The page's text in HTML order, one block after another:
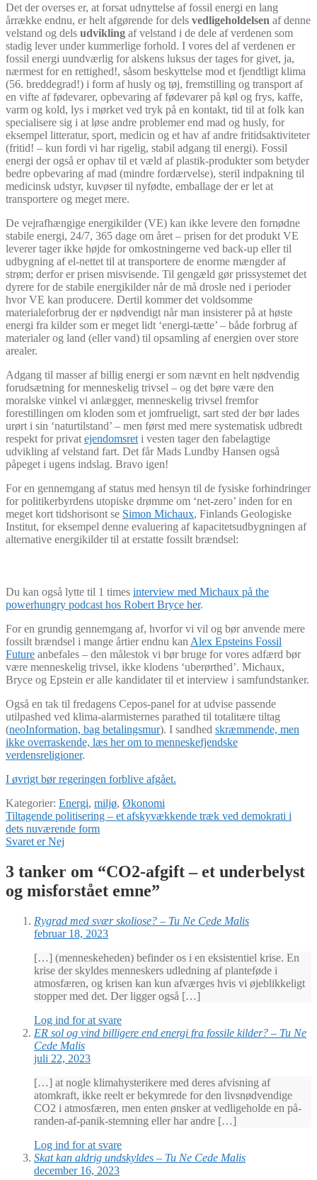
Det der overses er, at forsat udnyttelse af fossil energi en lang
årrække endnu, er helt afgørende for dels vedligeholdelsen af denne
velstand og dels udvikling af velstand i de dele af verdenen som
stadig lever under kummerlige forhold. I vores del af verdenen er
fossil energi uundværlig for alskens luksus der tages for givet, ja,
nærmest for en rettighed!, såsom beskyttelse mod et fjendtligt klima
(56. breddegrad!) i form af husly og tøj, fremstilling og transport af
en vifte af fødevarer, opbevaring af fødevarer på køl og frys, kaffe,
varm og kold, lys i mørket ved tryk på en kontakt, tid til at folk kan
specialisere sig i at løse andre problemer end mad og husly, for
eksempel litteratur, sport, medicin og et hav af andre fritidsaktiviteter
(fritid! – kun fordi vi har rigelig, stabil adgang til energi). Fossil
energi der også er ophav til et væld af plastik-produkter som betyder
bedre opbevaring af mad (mindre fordærvelse), steril indpakning til
medicinsk udstyr, kuvøser til nyfødte, emballage der er let at
transportere og meget mere.
De vejrafhængige energikilder (VE) kan ikke levere den fornødne
stabile energi, 24/7, 365 dage om året – prisen for det produkt VE
leverer tager ikke højde for omkostningerne ved back-up eller til
udbygning af el-nettet til at transportere de enorme mængder af
strøm; derfor er prisen misvisende. Til gengæld gør prissystemet det
dyrere for de stabile energikilder når de må drosle ned i perioder
hvor VE kan producere. Dertil kommer det voldsomme
materialeforbrug der er nødvendigt når man insisterer på at høste
energi fra kilder som er meget lidt ‘energi-tætte’ – både forbrug af
materialer og land (eller vand) til opsamling af energien over store
arealer.
Adgang til masser af billig energi er som nævnt en helt nødvendig
forudsætning for menneskelig trivsel – og det børe være den
moralske vinkel vi anlægger, menneskelig trivsel fremfor
forestillingen om kloden som et jomfrueligt, sart sted der bør lades
urørt i sin ‘naturtilstand’ – men først med mere systematisk udbredt
respekt for privat ejendomsret i vesten tager den fabelagtige
udvikling af velstand fart. Det får Mads Lundby Hansen også
påpeget i ugens indslag. Bravo igen!
For en gennemgang af status med hensyn til de fysiske forhindringer
for politikerbyrdens utopiske drømme om ‘net-zero’ inden for en
meget kort tidshorisont se Simon Michaux, Finlands Geologiske
Institut, for eksempel denne evaluering af kapacitetsudbygningen af
alternative energikilder til at erstatte fossilt brændsel:
Du kan også lytte til 1 times interview med Michaux på the
powerhungry podcast hos Robert Bryce her.
For en grundig gennemgang af, hvorfor vi vil og bør anvende mere
fossilt brændsel i mange årtier endnu kanAlex Epsteins Fossil
Future anbefales – den målestok vi bør bruge for vores adfærd bør
være menneskelig trivsel, ikke klodens ‘uberørthed’. Michaux,
Bryce og Epstein er alle kandidater til et interview i samfundstanker.
Også en tak til fredagens Cepos-panel for at udvise passende
utilpashed ved klima-alarmisternes parathed til totalitære tiltag
(neoInformation, bag betalingsmur). I sandhed skræmmende, men
ikke overraskende, læs her om to menneskefjendske
verdensreligioner.
I øvrigt bør regeringen forblive afgået.
Kategorier: Energi, miljø, Økonomi
Indlægsnavigation
Forrige
indlæg:
Tiltagende politisering – et afskyvækkende træk ved demokrati i
dets nuværende form
Næste
Svaret er Nej
3 tanker om “CO2-afgift – et underbelyst
og misforstået emne”
Rygrad med svær skoliose? – Tu Ne Cede Malis
februar 18, 2023
[…] (menneskeheden) befinder os i en eksistentiel krise. En
krise der skyldes menneskers udledning af planteføde i
atmosfæren, og krisen kan kun afværges hvis vi øjeblikkeligt
stopper med det. Der ligger også […]
Log ind for at svare
ER sol og vind billigere end energi fra fossile kilder? – Tu Ne
Cede Malis
juli 22, 2023
[…] at nogle klimahysterikere med deres afvisning af
atomkraft, ikke reelt er bekymrede for den livsnødvendige
CO2 i atmosfæren, men enten ønsker at vedligeholde en på-
randen-af-panik-stemning eller har andre […]
Log ind for at svare
Skat kan aldrig undskyldes – Tu Ne Cede Malis
december 16, 2023